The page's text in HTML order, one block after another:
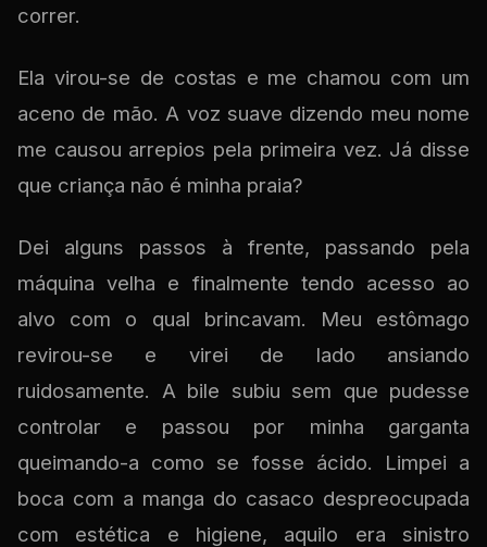
correr.
Ela virou-se de costas e me chamou com um
aceno de mão. A voz suave dizendo meu nome
me causou arrepios pela primeira vez. Já disse
que criança não é minha praia?
Dei alguns passos à frente, passando pela
máquina velha e finalmente tendo acesso ao
alvo com o qual brincavam. Meu estômago
revirou-se e virei de lado ansiando
ruidosamente. A bile subiu sem que pudesse
controlar e passou por minha garganta
queimando-a como se fosse ácido. Limpei a
boca com a manga do casaco despreocupada
com estética e higiene, aquilo era sinistro